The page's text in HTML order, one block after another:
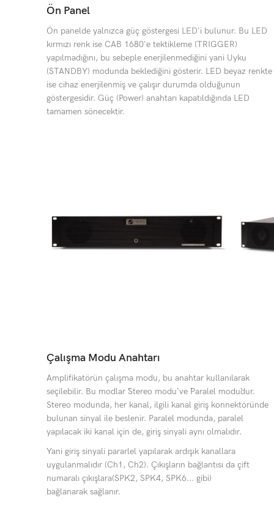
Ön Panel
Ön panelde yalnızca güç göstergesi LED'i bulunur. Bu LED
kırmızı renk ise CAB 1680'e tektikleme (TRIGGER)
yapılmadığını, bu sebeple enerjilenmediğini yani Uyku
(STANDBY) modunda beklediğini gösterir. LED beyaz renkte
ise cihaz enerjilenmiş ve çalışır durumda olduğunun
göstergesidir. Güç (Power) anahtarı kapatıldığında LED
tamamen sönecektir.
Çalışma Modu Anahtarı
Amplifikatörün çalışma modu, bu anahtar kullanılarak
seçilebilir. Bu modlar ``Stereo modu`` ve ``Paralel modu``dur.
Stereo modunda, her kanal, ilgili kanal giriş konnektöründe
bulunan sinyal ile beslenir. Paralel modunda, paralel
yapılacak iki kanal için de, giriş sinyali aynı olmalıdır.
Yani giriş sinyali pararlel yapılarak ardışık kanallara
uygulanmalıdır (Ch1, Ch2). Çıkışların bağlantısı da çift
numaralı çıkışlara(SPK2, SPK4, SPK6... gibi)
bağlanarak sağlanır.